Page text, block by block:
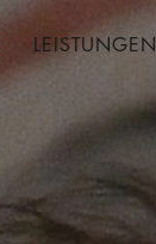
LEISTUNGEN